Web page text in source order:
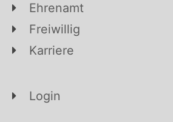
Ehrenamt
Freiwillig
Karriere
Login